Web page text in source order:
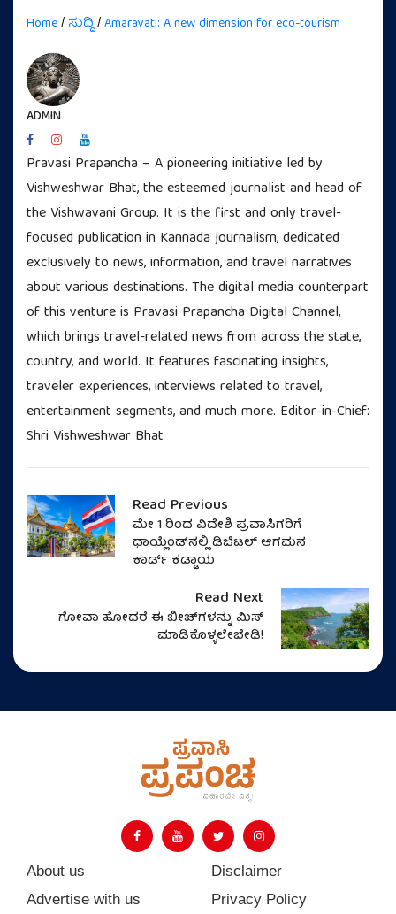
Home/ಸುದ್ದಿ/Amaravati: A new dimension for eco-tourism
ADMIN
Pravasi Prapancha – A pioneering initiative led by
Vishweshwar Bhat, the esteemed journalist and head of
the Vishwavani Group. It is the first and only travel-
focused publication in Kannada journalism, dedicated
exclusively to news, information, and travel narratives
about various destinations. The digital media counterpart
of this venture is Pravasi Prapancha Digital Channel,
which brings travel-related news from across the state,
country, and world. It features fascinating insights,
traveler experiences, interviews related to travel,
entertainment segments, and much more. Editor-in-Chief:
Shri Vishweshwar Bhat
Read Previous
ಮೇ 1 ರಿಂದ ವಿದೇಶಿ ಪ್ರವಾಸಿಗರಿಗೆ
ಥಾಯ್ಲೆಂಡ್‌ನಲ್ಲಿ ಡಿಜಿಟಲ್ ಆಗಮನ
ಕಾರ್ಡ್ ಕಡ್ಡಾಯ
Read Next
ಗೋವಾ ಹೋದರೆ ಈ ಬೀಚ್‌ಗಳನ್ನು ಮಿಸ್‌
ಮಾಡಿಕೊಳ್ಳಲೇಬೇಡಿ!
About us
Advertise with us
Disclaimer
Privacy Policy